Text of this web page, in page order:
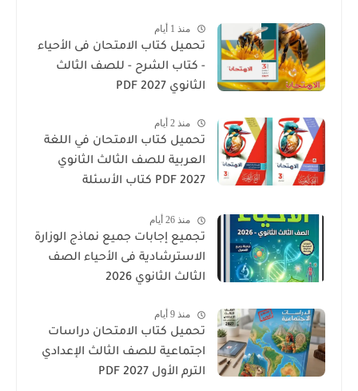
منذ 1 أيام
تحميل كتاب الامتحان فى الأحياء
- كتاب الشرح - للصف الثالث
الثانوي 2027 PDF
منذ 2 أيام
تحميل كتاب الامتحان في اللغة
العربية للصف الثالث الثانوي
2027 PDF كتاب الأسئلة
منذ 26 أيام
تجميع إجابات جميع نماذج الوزارة
الاسترشادية فى الأحياء الصف
الثالث الثانوي 2026
منذ 9 أيام
تحميل كتاب الامتحان دراسات
اجتماعية للصف الثالث الإعدادي
الترم الأول 2027 PDF